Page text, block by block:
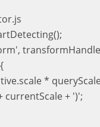
*
currentScale + ')';